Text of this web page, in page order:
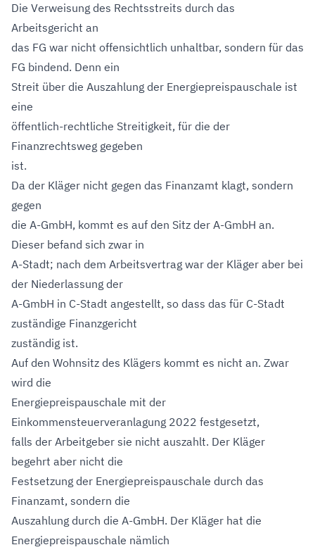
Die Verweisung des Rechtsstreits durch das
Arbeitsgericht an
das FG war nicht offensichtlich unhaltbar, sondern für das
FG bindend. Denn ein
Streit über die Auszahlung der Energiepreispauschale ist
eine
öffentlich-rechtliche Streitigkeit, für die der
Finanzrechtsweg gegeben
ist.
Da der Kläger nicht gegen das Finanzamt klagt, sondern
gegen
die A-GmbH, kommt es auf den Sitz der A-GmbH an.
Dieser befand sich zwar in
A-Stadt; nach dem Arbeitsvertrag war der Kläger aber bei
der Niederlassung der
A-GmbH in C-Stadt angestellt, so dass das für C-Stadt
zuständige Finanzgericht
zuständig ist.
Auf den Wohnsitz des Klägers kommt es nicht an. Zwar
wird die
Energiepreispauschale mit der
Einkommensteuerveranlagung 2022 festgesetzt,
falls der Arbeitgeber sie nicht auszahlt. Der Kläger
begehrt aber nicht die
Festsetzung der Energiepreispauschale durch das
Finanzamt, sondern die
Auszahlung durch die A-GmbH. Der Kläger hat die
Energiepreispauschale nämlich